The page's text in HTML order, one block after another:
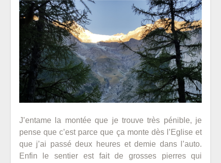
J’entame la montée que je trouve très pénible, je
pense que c’est parce que ça monte dès l’Eglise et
que j’ai passé deux heures et demie dans l’auto.
Enfin le sentier est fait de grosses pierres qui